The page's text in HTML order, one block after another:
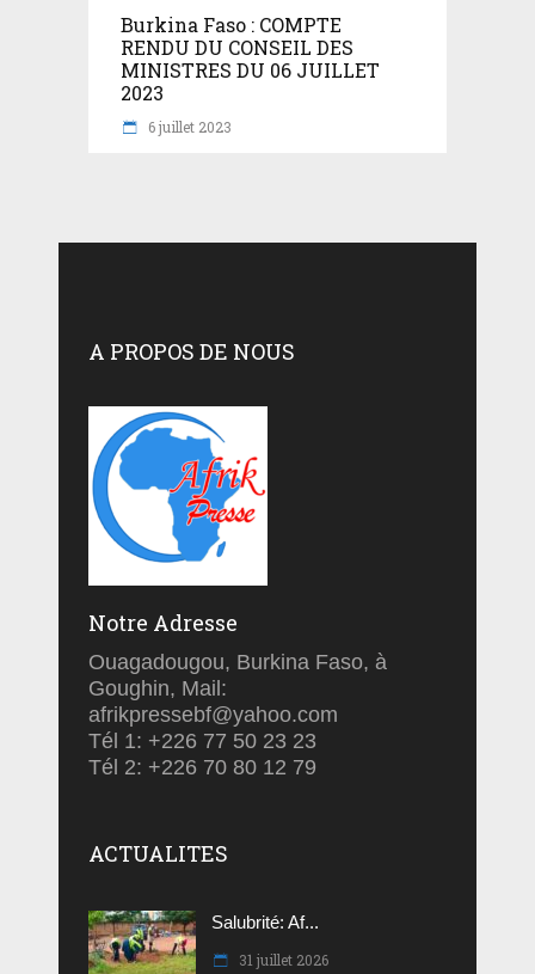
Burkina Faso : COMPTE
RENDU DU CONSEIL DES
MINISTRES DU 06 JUILLET
2023
6 juillet 2023
A PROPOS DE NOUS
Notre Adresse
Ouagadougou, Burkina Faso, à
Goughin, Mail:
afrikpressebf@yahoo.com
Tél 1: +226 77 50 23 23
Tél 2: +226 70 80 12 79
ACTUALITES
Salubrité: Af...
31 juillet 2026